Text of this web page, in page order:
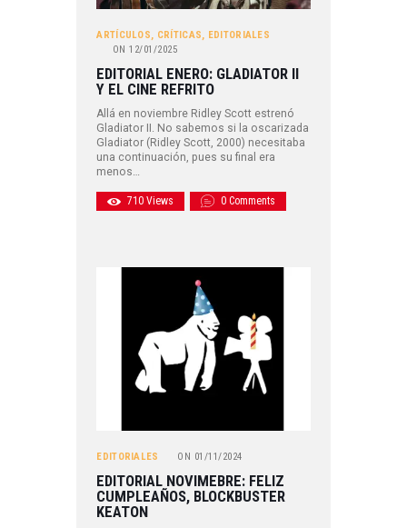
ARTÍCULOS, CRÍTICAS, EDITORIALES
ON 12/01/2025
EDITORIAL ENERO: GLADIATOR II
Y EL CINE REFRITO
Allá en noviembre Ridley Scott estrenó
Gladiator II. No sabemos si la oscarizada
Gladiator (Ridley Scott, 2000) necesitaba
una continuación, pues su final era
menos…
710 Views 0 Comments
EDITORIALES ON 01/11/2024
EDITORIAL NOVIMEBRE: FELIZ
CUMPLEAÑOS, BLOCKBUSTER
KEATON